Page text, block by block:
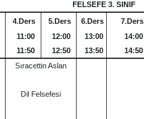
FELSEFE 3. SINIF
4.Ders 5.Ders 6.Ders 7.Ders
11:00
11:50
12:00
12:50
13:00
13:50
14:00
14:50
Sıracettin Aslan
Dil Felsefesi